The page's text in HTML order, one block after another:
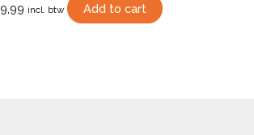
9,99 incl. btw Add to cart